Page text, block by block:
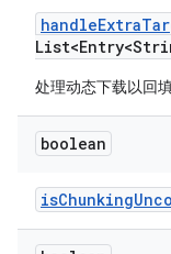
handleExtra
处理动态下载以回
boolean
isChunking